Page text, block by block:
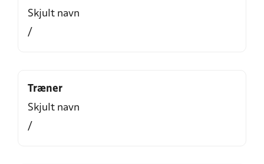
Skjult navn
/
Træner
Skjult navn
/